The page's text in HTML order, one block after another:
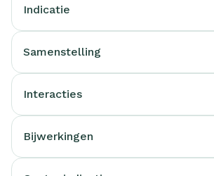
Indicatie
Samenstelling
Interacties
Bijwerkingen